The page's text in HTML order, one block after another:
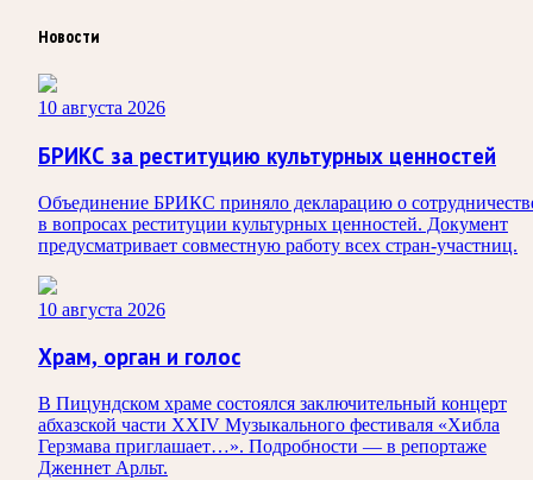
Новости
10 августа 2026
БРИКС за реституцию культурных ценностей
Объединение БРИКС приняло декларацию о
в вопросах реституции культурных ценностей. Документ
предусматривает совместную работу всех стран-участниц.
10 августа 2026
Храм, орган и голос
В Пицундском храме состоялся заключительный концерт
абхазской части XXIV Музыкального фестиваля «Хибла
Герзмава приглашает…». Подробности — в репортаже
Дженнет Арльт.